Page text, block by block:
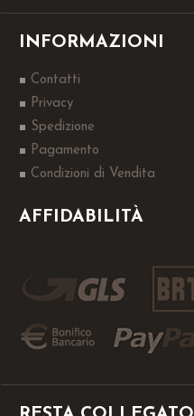
INFORMAZIONI
Contatti
Privacy
Spedizione
Pagamento
Condizioni di Vendita
AFFIDABILITÀ